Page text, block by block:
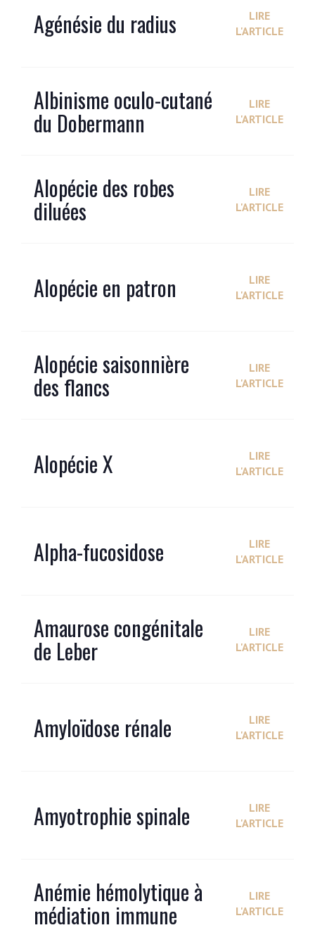
Agénésie du radius
LIRE
L'ARTICLE
Albinisme oculo-cutané
du Dobermann
LIRE
L'ARTICLE
Alopécie des robes
diluées
LIRE
L'ARTICLE
Alopécie en patron
LIRE
L'ARTICLE
Alopécie saisonnière
des flancs
LIRE
L'ARTICLE
Alopécie X
LIRE
L'ARTICLE
Alpha-fucosidose
LIRE
L'ARTICLE
Amaurose congénitale
de Leber
LIRE
L'ARTICLE
Amyloïdose rénale
LIRE
L'ARTICLE
Amyotrophie spinale
LIRE
L'ARTICLE
Anémie hémolytique à
médiation immune
LIRE
L'ARTICLE